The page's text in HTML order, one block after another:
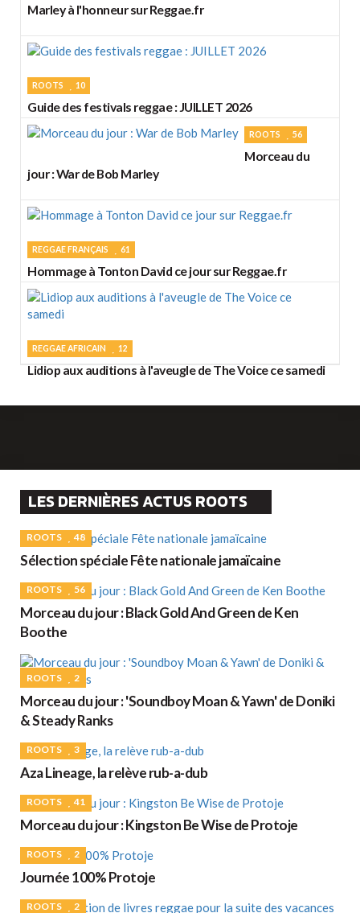
Marley à l'honneur sur Reggae.fr
ROOTS 10
Guide des festivals reggae : JUILLET 2026
ROOTS 56
Morceau du
jour : War de Bob Marley
REGGAE FRANÇAIS 61
Hommage à Tonton David ce jour sur Reggae.fr
REGGAE AFRICAIN 12
Lidiop aux auditions à l'aveugle de The Voice ce samedi
LES DERNIÈRES ACTUS ROOTS
ROOTS 48
Sélection spéciale Fête nationale jamaïcaine
ROOTS 56
Morceau du jour : Black Gold And Green de Ken
Boothe
ROOTS 2
Morceau du jour : 'Soundboy Moan & Yawn' de Doniki
& Steady Ranks
ROOTS 3
Aza Lineage, la relève rub-a-dub
ROOTS 41
Morceau du jour : Kingston Be Wise de Protoje
ROOTS 2
Journée 100% Protoje
ROOTS 2